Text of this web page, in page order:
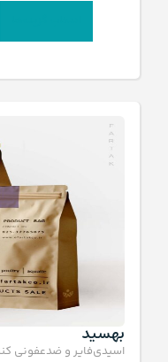
بهسید
اسیدی‌فایر و ضدعفونی